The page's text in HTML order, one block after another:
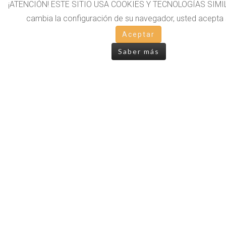
¡ATENCIÓN! ESTE SITIO USA COOKIES Y TECNOLOGÍAS
cambia la configuración de su navegador, usted acepta
Aceptar
Saber más